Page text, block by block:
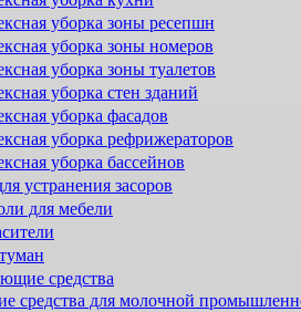
уборка зоны ресепшн
уборка зоны номеров
уборка зоны туалетов
уборка стен зданий
уборка фасадов
уборка рефрижераторов
уборка бассейнов
устранения засоров
для мебели
средства
средства для молочной